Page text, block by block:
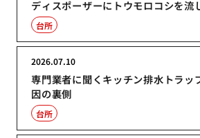
ディスポーザーにトウモロコシを流
台所
専門業者に聞くキッチン排水トラッ
因の裏側
2026.07.10
台所